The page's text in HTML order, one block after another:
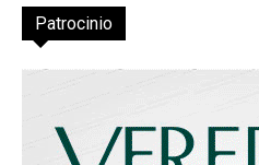
Patrocinio